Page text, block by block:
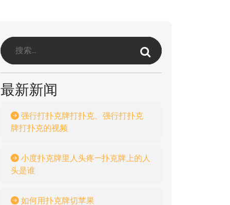
最新新闻
强行打扑克牌打扑克、强行打扑克
牌打扑克的视频
小度扑克牌里人头疼—扑克牌上的人
头是谁
如何用扑克牌切苹果